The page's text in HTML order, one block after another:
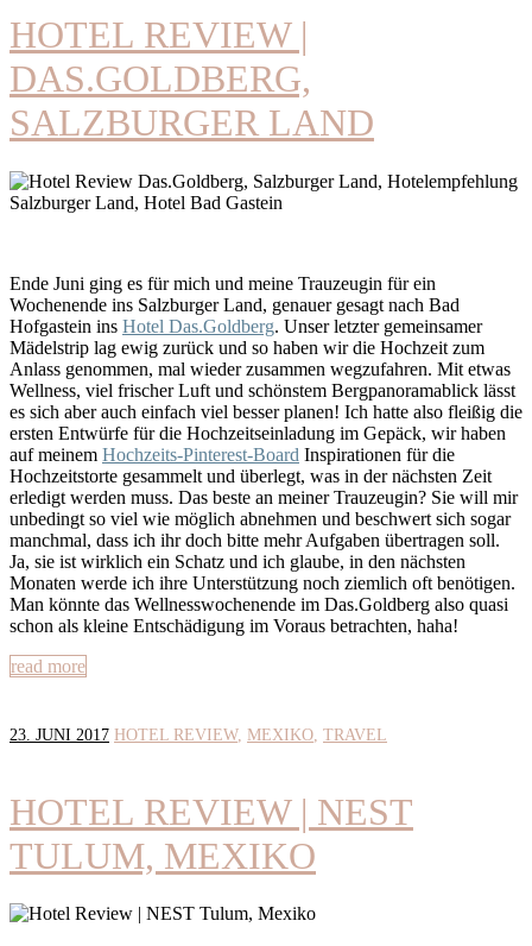
HOTEL REVIEW |
DAS.GOLDBERG,
SALZBURGER LAND
Ende Juni ging es für mich und meine Trauzeugin für ein
Wochenende ins Salzburger Land, genauer gesagt nach Bad
Hofgastein ins Hotel Das.Goldberg. Unser letzter gemeinsamer
Mädelstrip lag ewig zurück und so haben wir die Hochzeit zum
Anlass genommen, mal wieder zusammen wegzufahren. Mit etwas
Wellness, viel frischer Luft und schönstem Bergpanoramablick lässt
es sich aber auch einfach viel besser planen! Ich hatte also fleißig die
ersten Entwürfe für die Hochzeitseinladung im Gepäck, wir haben
auf meinem Hochzeits-Pinterest-Board Inspirationen für die
Hochzeitstorte gesammelt und überlegt, was in der nächsten Zeit
erledigt werden muss. Das beste an meiner Trauzeugin? Sie will mir
unbedingt so viel wie möglich abnehmen und beschwert sich sogar
manchmal, dass ich ihr doch bitte mehr Aufgaben übertragen soll.
Ja, sie ist wirklich ein Schatz und ich glaube, in den nächsten
Monaten werde ich ihre Unterstützung noch ziemlich oft benötigen.
Man könnte das Wellnesswochenende im Das.Goldberg also quasi
schon als kleine Entschädigung im Voraus betrachten, haha!
read more
23. JUNI 2017 HOTEL REVIEW MEXIKO TRAVEL
HOTEL REVIEW | NEST
TULUM, MEXIKO